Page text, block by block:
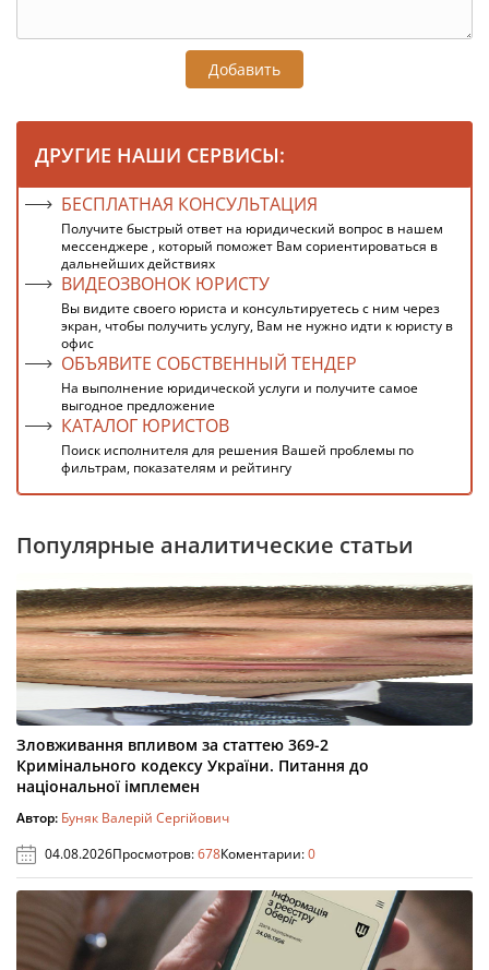
Добавить
ДРУГИЕ НАШИ СЕРВИСЫ:
БЕСПЛАТНАЯ КОНСУЛЬТАЦИЯ
Получите быстрый ответ на юридический вопрос в нашем
мессенджере , который поможет Вам сориентироваться в
дальнейших действиях
ВИДЕОЗВОНОК ЮРИСТУ
Вы видите своего юриста и консультируетесь с ним через
экран, чтобы получить услугу, Вам не нужно идти к юристу в
офис
ОБЪЯВИТЕ СОБСТВЕННЫЙ ТЕНДЕР
На выполнение юридической услуги и получите самое
выгодное предложение
КАТАЛОГ ЮРИСТОВ
Поиск исполнителя для решения Вашей проблемы по
фильтрам, показателям и рейтингу
Популярные аналитические статьи
Зловживання впливом за статтею 369-2
Кримінального кодексу України. Питання до
національної імплемен
Автор: Буняк Валерій Сергійович
04.08.2026Просмотров:678Коментарии:0